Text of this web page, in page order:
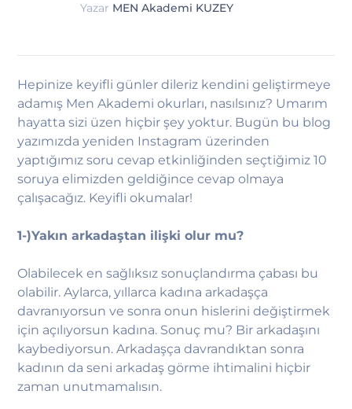
Yazar MEN Akademi KUZEY
Hepinize keyifli günler dileriz kendini geliştirmeye
adamış Men Akademi okurları, nasılsınız? Umarım
hayatta sizi üzen hiçbir şey yoktur. Bugün bu blog
yazımızda yeniden Instagram üzerinden
yaptığımız soru cevap etkinliğinden seçtiğimiz 10
soruya elimizden geldiğince cevap olmaya
çalışacağız. Keyifli okumalar!
1-)Yakın arkadaştan ilişki olur mu?
Olabilecek en sağlıksız sonuçlandırma çabası bu
olabilir. Aylarca, yıllarca kadına arkadaşça
davranıyorsun ve sonra onun hislerini değiştirmek
için açılıyorsun kadına. Sonuç mu? Bir arkadaşını
kaybediyorsun. Arkadaşça davrandıktan sonra
kadının da seni arkadaş görme ihtimalini hiçbir
zaman unutmamalısın.